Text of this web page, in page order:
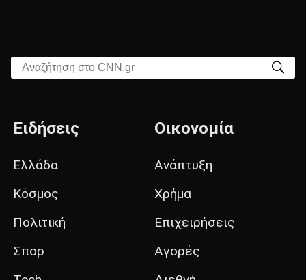
Αναζήτηση στο CNN.gr
Ειδήσεις
Ελλάδα
Κόσμος
Πολιτική
Σπορ
Οικονομία
Ανάπτυξη
Χρήμα
Επιχειρήσεις
Αγορές